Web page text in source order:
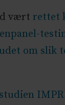
vært rettet
om slik